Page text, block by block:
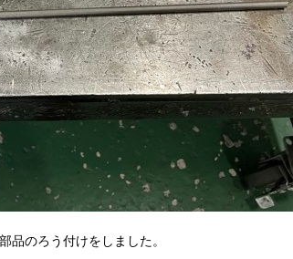
品のろう付けをしました。